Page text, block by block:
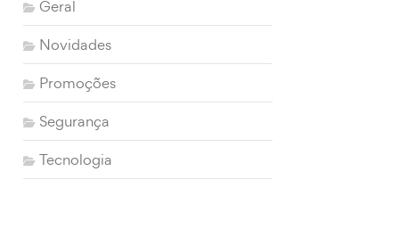
Geral
Novidades
Promoções
Segurança
Tecnologia